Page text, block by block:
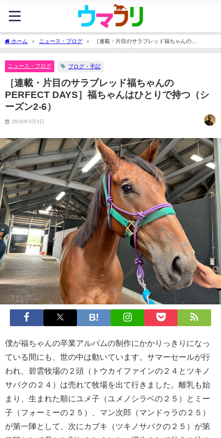
ホーム ニュース・ブログ
［連載・片目のサラブレッド福ちゃんの
PERFECT DAYS］福ちゃんはひとりで持つ（シーズン2-6）
ニュース・ブログ ブログ・手記
［連載・片目のサラブレッド福ちゃんの
PERFECT DAYS］福ちゃんはひとりで持つ（シ
ーズン2-6）
2026年3月3日
僕が福ちゃんの卒業アルバムの制作にかかりっきりになっ
ている間にも、世の中は動いています。サマーセールが行
われ、碧雲牧場の２頭（トウカイファインの２４とツキノ
サバクの２４）は売れて牧場を出て行きました。離乳も始
まり、生まれた順にユメ子（ユメノシラベの２５）とミー
子（フォーミーの２５）、マン次郎（マンドゥラの２５）
が第一陣として、次にカブキ（ツキノサバクの２５）が第